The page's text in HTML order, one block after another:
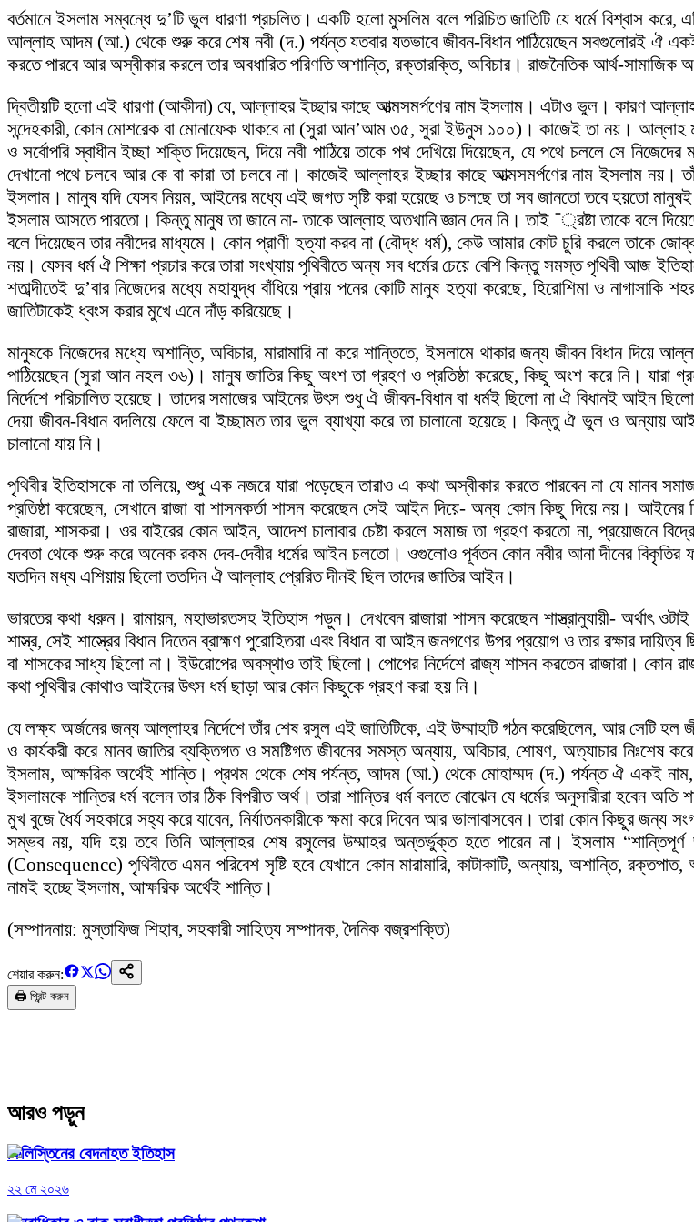
বর্তমানে ইসলাম সম্বন্ধে দু’টি ভুল ধারণা প্রচলিত। একটি হলো মুসলিম বলে পরিচিত জাতিটি যে ধর্মে বিশ্বাস
আল্লাহ আদম (আ.) থেকে শুরু করে শেষ নবী (দ.) পর্যন্ত যতবার যতভাবে জীবন-বিধান পাঠিয়েছেন সবগুলোরই ঐ
করতে পারবে আর অস্বীকার করলে তার অবধারিত পরিণতি অশান্তি, রক্তারক্তি, অবিচার। রাজনৈতিক আর্থ-সামাজিক
দ্বিতীয়টি হলো এই ধারণা (আকীদা) যে, আল্লাহর ইচ্ছার কাছে আত্মসমর্পণের নাম ইসলাম। এটাও ভুল। কারণ
সন্দেহকারী, কোন মোশরেক বা মোনাফেক থাকবে না (সুরা আন’আম ৩৫, সুরা ইউনুস ১০০)। কাজেই তা নয়। আল্লাহ
ও সর্বোপরি স্বাধীন ইচ্ছা শক্তি দিয়েছেন, দিয়ে নবী পাঠিয়ে তাকে পথ দেখিয়ে দিয়েছেন, যে পথে চললে সে
দেখানো পথে চলবে আর কে বা কারা তা চলবে না। কাজেই আল্লাহর ইচ্ছার কাছে আত্মসমর্পণের নাম ইসলাম নয়।
ইসলাম। মানুষ যদি যেসব নিয়ম, আইনের মধ্যে এই জগত সৃষ্টি করা হয়েছে ও চলছে তা সব জানতো তবে হয়তো মানুষই
ইসলাম আসতে পারতো। কিন্তু মানুষ তা জানে না- তাকে আল্লাহ অতখানি জ্ঞান দেন নি। তাই ¯্রষ্টা তাকে বলে
বলে দিয়েছেন তার নবীদের মাধ্যমে। কোন প্রাণী হত্যা করব না (বৌদ্ধ ধর্ম), কেউ আমার কোট চুরি করলে তাকে
নয়। যেসব ধর্ম ঐ শিক্ষা প্রচার করে তারা সংখ্যায় পৃথিবীতে অন্য সব ধর্মের চেয়ে বেশি কিন্তু সমস্ত পৃথিবী আজ
শতাব্দীতেই দু’বার নিজেদের মধ্যে মহাযুদ্ধ বাঁধিয়ে প্রায় পনের কোটি মানুষ হত্যা করেছে, হিরোশিমা ও
জাতিটাকেই ধ্বংস করার মুখে এনে দাঁড় করিয়েছে।
মানুষকে নিজেদের মধ্যে অশান্তি, অবিচার, মারামারি না করে শান্তিতে, ইসলামে থাকার জন্য জীবন বিধান দিয়ে
পাঠিয়েছেন (সুরা আন নহল ৩৬)। মানুষ জাতির কিছু অংশ তা গ্রহণ ও প্রতিষ্ঠা করেছে, কিছু অংশ করে নি। যারা
নির্দেশে পরিচালিত হয়েছে। তাদের সমাজের আইনের উৎস শুধু ঐ জীবন-বিধান বা ধর্মই ছিলো না ঐ বিধানই আইন
দেয়া জীবন-বিধান বদলিয়ে ফেলে বা ইচ্ছামত তার ভুল ব্যাখ্যা করে তা চালানো হয়েছে। কিন্তু ঐ ভুল ও অন্যায়
চালানো যায় নি।
পৃথিবীর ইতিহাসকে না তলিয়ে, শুধু এক নজরে যারা পড়েছেন তারাও এ কথা অস্বীকার করতে পারবেন না যে মানব
প্রতিষ্ঠা করেছেন, সেখানে রাজা বা শাসনকর্তা শাসন করেছেন সেই আইন দিয়ে- অন্য কোন কিছু দিয়ে নয়। আইনের
রাজারা, শাসকরা। ওর বাইরের কোন আইন, আদেশ চালাবার চেষ্টা করলে সমাজ তা গ্রহণ করতো না, প্রয়োজনে
দেবতা থেকে শুরু করে অনেক রকম দেব-দেবীর ধর্মের আইন চলতো। ওগুলোও পূর্বতন কোন নবীর আনা দীনের
যতদিন মধ্য এশিয়ায় ছিলো ততদিন ঐ আল্লাহ প্রেরিত দীনই ছিল তাদের জাতির আইন।
ভারতের কথা ধরুন। রামায়ন, মহাভারতসহ ইতিহাস পড়ুন। দেখবেন রাজারা শাসন করেছেন শাস্ত্রানুযায়ী-
শাস্ত্র, সেই শাস্ত্রের বিধান দিতেন ব্রাহ্মণ পুরোহিতরা এবং বিধান বা আইন জনগণের উপর প্রয়োগ ও তার রক্ষার
বা শাসকের সাধ্য ছিলো না। ইউরোপের অবস্থাও তাই ছিলো। পোপের নির্দেশে রাজ্য শাসন করতেন রাজারা। কোন
কথা পৃথিবীর কোথাও আইনের উৎস ধর্ম ছাড়া আর কোন কিছুকে গ্রহণ করা হয় নি।
যে লক্ষ্য অর্জনের জন্য আল্লাহর নির্দেশে তাঁর শেষ রসুল এই জাতিটিকে, এই উম্মাহটি গঠন করেছিলেন, আর সেটি হল
ও কার্যকরী করে মানব জাতির ব্যক্তিগত ও সমষ্টিগত জীবনের সমস্ত অন্যায়, অবিচার, শোষণ, অত্যাচার নিঃশেষ
ইসলাম, আক্ষরিক অর্থেই শান্তি। প্রথম থেকে শেষ পর্যন্ত, আদম (আ.) থেকে মোহাম্মদ (দ.) পর্যন্ত ঐ একই নাম,
ইসলামকে শান্তির ধর্ম বলেন তার ঠিক বিপরীত অর্থ। তারা শান্তির ধর্ম বলতে বোঝেন যে ধর্মের অনুসারীরা হবেন
মুখ বুজে ধৈর্য সহকারে সহ্য করে যাবেন, নির্যাতনকারীকে ক্ষমা করে দিবেন আর ভালাবাসবেন। তারা কোন কিছুর
সম্ভব নয়, যদি হয় তবে তিনি আল্লাহর শেষ রসুলের উম্মাহর অন্তর্ভুক্ত হতে পারেন না। ইসলাম
(Consequence) পৃথিবীতে এমন পরিবেশ সৃষ্টি হবে যেখানে কোন মারামারি, কাটাকাটি, অন্যায়, অশান্তি,
নামই হচ্ছে ইসলাম, আক্ষরিক অর্থেই শান্তি।
(সম্পাদনায়: মুস্তাফিজ শিহাব, সহকারী সাহিত্য সম্পাদক, দৈনিক বজ্রশক্তি)
শেয়ার করুন:
🖨️ প্রিন্ট করুন
আরও পড়ুন
ফিলিস্তিনের বেদনাহত ইতিহাস
২২ মে ২০২৬